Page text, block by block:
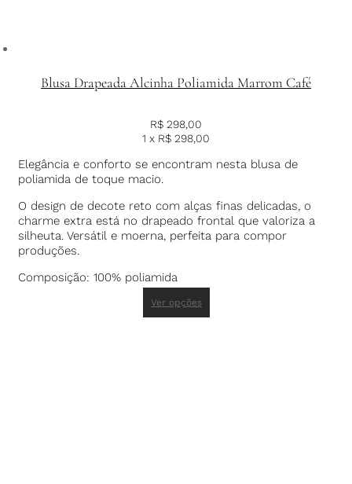
Blusa Drapeada Alcinha Poliamida Marrom Café
R$ 298,00
1 x R$ 298,00
Elegância e conforto se encontram nesta blusa de
poliamida de toque macio.
O design de decote reto com alças finas delicadas, o
charme extra está no drapeado frontal que valoriza a
silheuta. Versátil e moerna, perfeita para compor
produções.
Composição: 100% poliamida
Ver opções